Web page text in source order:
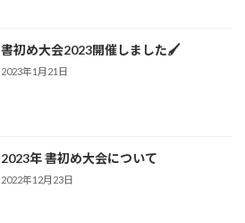
書初め大会2023開催しました🖌
2023年1月21日
2023年 書初め大会について
2022年12月23日